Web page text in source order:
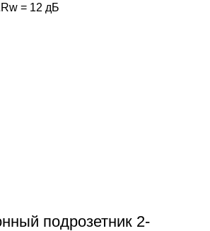
= 12 дБ
подрозетник 2-